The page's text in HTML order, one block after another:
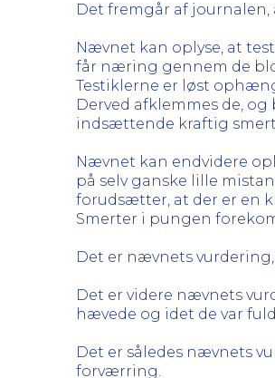
Det fremgår af
Nævnet kan oplyse, at
får næring gennem de
Testiklerne er løst
Derved afklemmes de,
indsættende kraftig
Nævnet kan endvidere
på selv ganske lille
forudsætter, at der er en
Smerter i pungen
Det er nævnets
Det er videre nævnets
hævede og idet de var
Det er således nævnets
forværring.